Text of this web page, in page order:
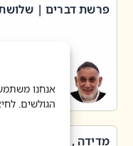
אנחנו
הגולשים.
פרשת דברים |
מדידה , קניה , שטיפת